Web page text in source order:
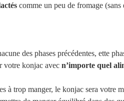
comme un peu de fromage (sans
des phases précédentes, ette
votre konjac avec n’importe quel
à trop manger, le konjac sera votre